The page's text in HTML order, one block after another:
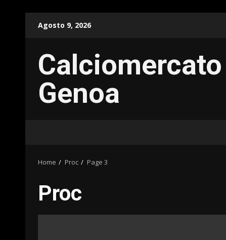
Agosto 9, 2026
Calciomercato
Genoa
Home Proc Page 3
Proc